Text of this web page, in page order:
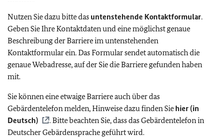
Nutzen Sie dazu bitte das untenstehende Kontaktformular.
Geben Sie Ihre Kontaktdaten und eine möglichst genaue
Beschreibung der Barriere im untenstehenden
Kontaktformular ein. Das Formular sendet automatisch die
genaue Webadresse, auf der Sie die Barriere gefunden haben
mit.
Sie können eine etwaige Barriere auch über das
Gebärdentelefon melden, Hinweise dazu finden Sie hier (in
Deutsch)
. Bitte beachten Sie, dass das Gebärdentelefon in
Deutscher Gebärdensprache geführt wird.